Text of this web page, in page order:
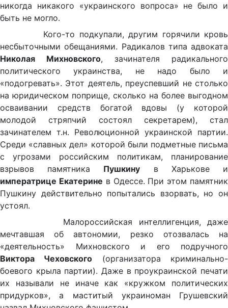
никогда никакого «украинского вопроса» не было и
быть не могло.
Кого-то подкупали, другим горячили кровь
несбыточными обещаниями. Радикалов типа адвоката
Николая Михновского, зачинателя радикального
политического украинства, не надо было и
«подогревать». Этот деятель, преуспевший не столько
на юридическом поприще, сколько на более выгодном
осваивании средств богатой вдовы (у которой
молодой стряпчий состоял секретарем), стал
зачинателем т.н. Революционной украинской партии.
Среди «славных дел» которой были подметные письма
с угрозами российским политикам, планирование
взрывов памятника Пушкину в Харькове и
императрице Екатерине в Одессе. При этом памятник
Пушкину действительно попытались взорвать, но он
устоял.
Малороссийская интеллигенция, даже
мечтавшая об автономии, резко отозвалась на
«деятельность» Михновского и его подручного
Виктора Чеховского (организатора криминально-
боевого крыла партии). Даже в проукраинской печати
их называли не иначе как «кружком политических
придурков», а маститый украиноман Грушевский